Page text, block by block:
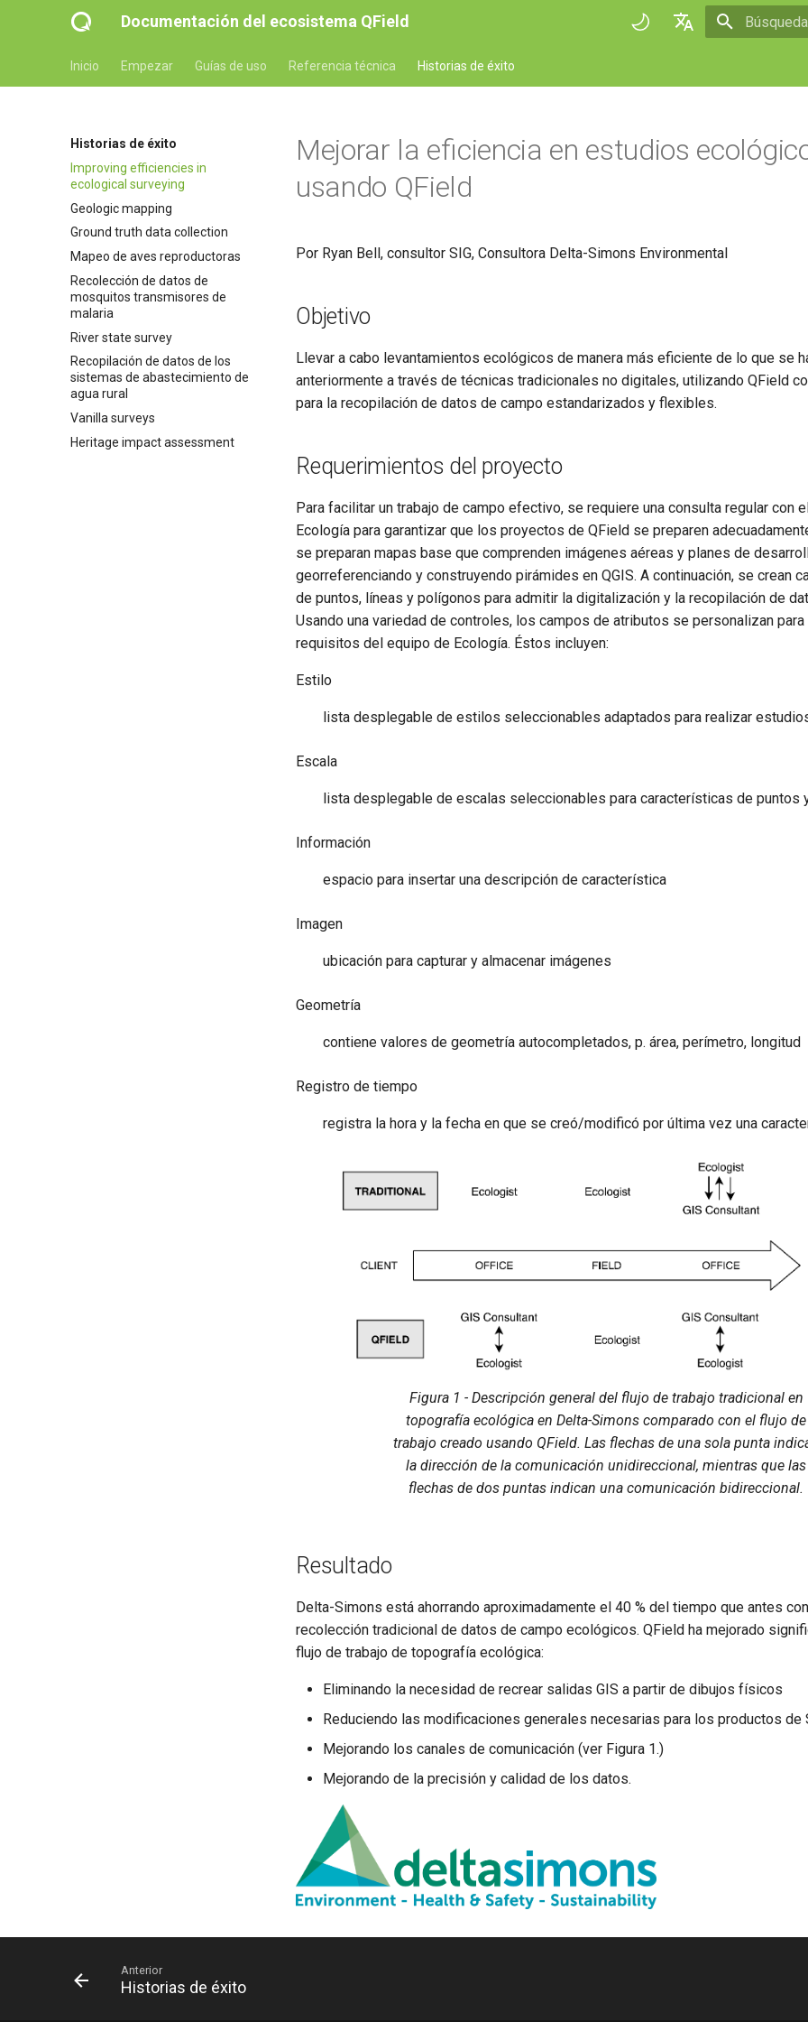
Documentación del ecosistema QField
Italiano
Español
Romanian
Inicio Empezar Guías de uso Referencia técnica Historias de éxito
Historias de éxito
Improving efficiencies in
ecological surveying
Geologic mapping
Ground truth data collection
Mapeo de aves reproductoras
Recolección de datos de
mosquitos transmisores de
malaria
River state survey
Recopilación de datos de los
sistemas de abastecimiento de
agua rural
Vanilla surveys
Heritage impact assessment
Mejorar la eficiencia en estudios
usando QField
Por Ryan Bell, consultor SIG, Consultora Delta-Simons Environmental
Objetivo
Llevar a cabo levantamientos ecológicos de manera más eficiente de lo que se
anteriormente a través de técnicas tradicionales no digitales, utilizando QField
para la recopilación de datos de campo estandarizados y flexibles.
Requerimientos del proyecto
Para facilitar un trabajo de campo efectivo, se requiere una consulta regular con
Ecología para garantizar que los proyectos de QField se preparen
se preparan mapas base que comprenden imágenes aéreas y planes de
georreferenciando y construyendo pirámides en QGIS. A continuación, se crean
de puntos, líneas y polígonos para admitir la digitalización y la recopilación de
Usando una variedad de controles, los campos de atributos se personalizan
requisitos del equipo de Ecología. Éstos incluyen:
Estilo
lista desplegable de estilos seleccionables adaptados para realizar
Escala
lista desplegable de escalas seleccionables para características de puntos
Información
espacio para insertar una descripción de característica
Imagen
ubicación para capturar y almacenar imágenes
Geometría
contiene valores de geometría autocompletados, p. área, perímetro, longitud
Registro de tiempo
registra la hora y la fecha en que se creó/modificó por última vez una
Figura 1 - Descripción general del flujo de trabajo tradicional en
topografía ecológica en Delta-Simons comparado con el flujo de
trabajo creado usando QField. Las flechas de una sola punta
la dirección de la comunicación unidireccional, mientras que las
flechas de dos puntas indican una comunicación bidireccional.
Resultado
Delta-Simons está ahorrando aproximadamente el 40 % del tiempo que antes
recolección tradicional de datos de campo ecológicos. QField ha mejorado
flujo de trabajo de topografía ecológica:
Eliminando la necesidad de recrear salidas GIS a partir de dibujos físicos
Reduciendo las modificaciones generales necesarias para los productos de
Mejorando los canales de comunicación (ver Figura 1.)
Mejorando de la precisión y calidad de los datos.
Anterior
Historias de éxito